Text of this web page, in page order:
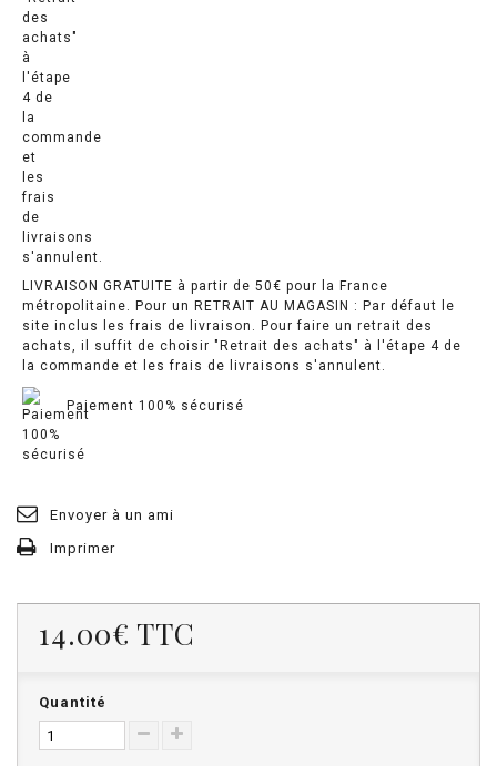
LIVRAISON GRATUITE à partir de 50€ pour la France
métropolitaine. Pour un RETRAIT AU MAGASIN : Par défaut le
site inclus les frais de livraison. Pour faire un retrait des
achats, il suffit de choisir "Retrait des achats" à l'étape 4 de
la commande et les frais de livraisons s'annulent.
Paiement 100% sécurisé
Envoyer à un ami
Imprimer
14.00€ TTC
Quantité